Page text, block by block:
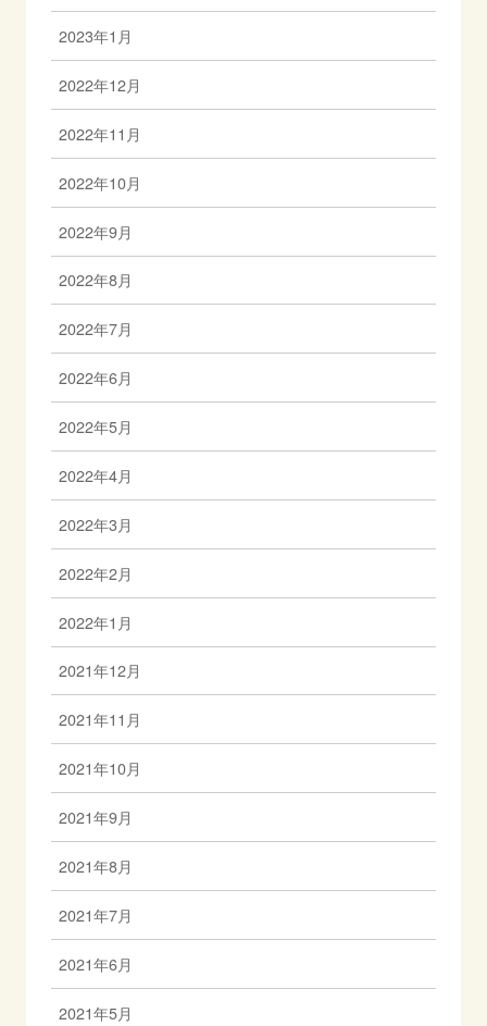
2023年1月
2022年12月
2022年11月
2022年10月
2022年9月
2022年8月
2022年7月
2022年6月
2022年5月
2022年4月
2022年3月
2022年2月
2022年1月
2021年12月
2021年11月
2021年10月
2021年9月
2021年8月
2021年7月
2021年6月
2021年5月